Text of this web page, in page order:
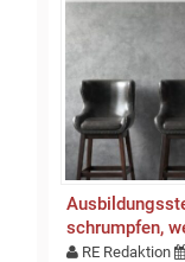
schrumpfen,
RE Redaktion